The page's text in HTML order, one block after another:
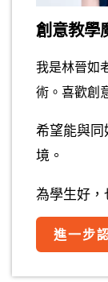
創意教學
我是林晉如
術。喜歡創
希望能與同
境。
為學生好，
進一步